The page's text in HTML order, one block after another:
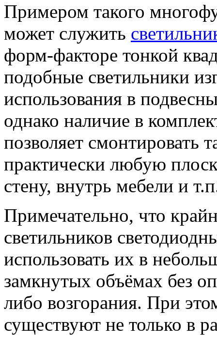
Примером такого
может служить
форм-факторе тонкой
подобные светильники
использования в
однако наличие в
позволяет смонтировать
практически любую
стену, внутрь мебели и
Примечательно, что
светильников
использовать их в
замкнутых объёмах без
либо возгорания. При
существуют не только в